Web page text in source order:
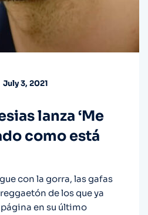
July 3, 2021
lanza ‘Me
como está
con la gorra, las gafas
de los que ya
en su último